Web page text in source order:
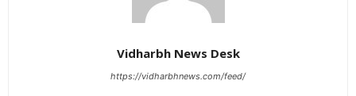
Vidharbh News Desk
https://vidharbhnews.com/feed/